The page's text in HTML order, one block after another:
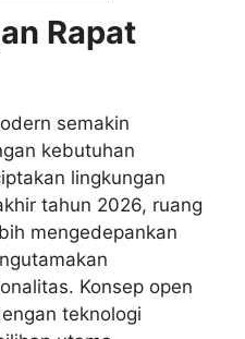
Rapat
semakin
kebutuhan
lingkungan
tahun 2026, ruang
mengedepankan
Konsep open
teknologi